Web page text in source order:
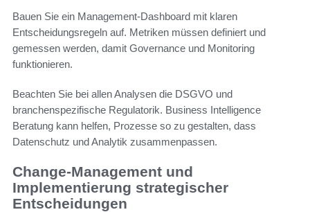
Bauen Sie ein Management-Dashboard mit klaren
Entscheidungsregeln auf. Metriken müssen definiert und
gemessen werden, damit Governance und Monitoring
funktionieren.
Beachten Sie bei allen Analysen die DSGVO und
branchenspezifische Regulatorik. Business Intelligence
Beratung kann helfen, Prozesse so zu gestalten, dass
Datenschutz und Analytik zusammenpassen.
Change-Management und
Implementierung strategischer
Entscheidungen